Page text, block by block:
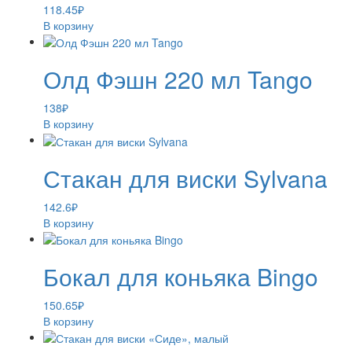
118.45₽
В корзину
Олд Фэшн 220 мл Tango
138₽
В корзину
Стакан для виски Sylvana
142.6₽
В корзину
Бокал для коньяка Bingo
150.65₽
В корзину